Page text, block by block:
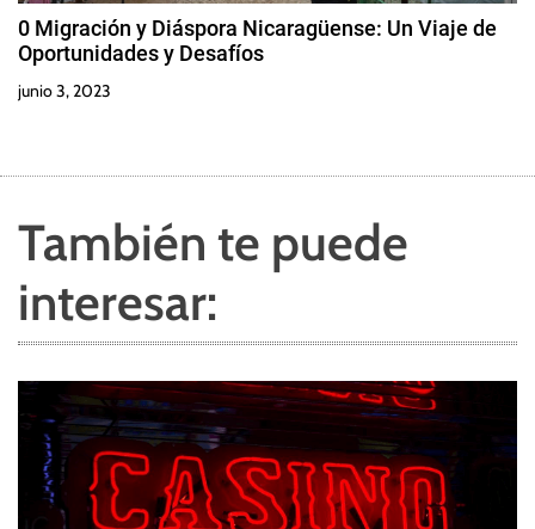
0 Migración y Diáspora Nicaragüense: Un Viaje de
Oportunidades y Desafíos
junio 3, 2023
También te puede
interesar: